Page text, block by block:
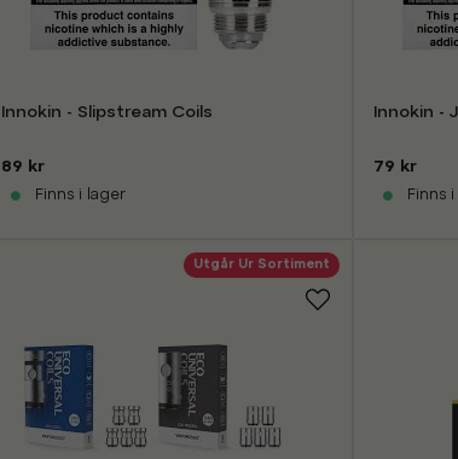
Innokin - Slipstream Coils
89 kr
Finns i lager
Innokin -
79 kr
Finns
Utgår Ur Sortiment